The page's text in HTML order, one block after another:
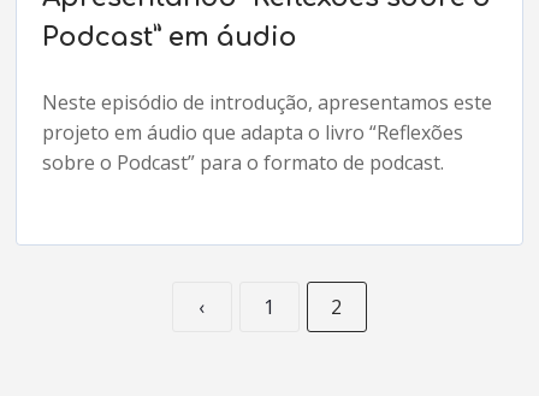
Podcast” em áudio
Neste episódio de introdução, apresentamos este
projeto em áudio que adapta o livro “Reflexões
sobre o Podcast” para o formato de podcast.
‹ 1 2